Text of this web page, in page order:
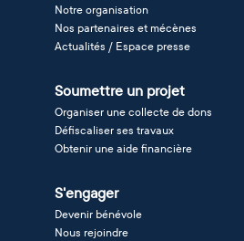
Notre organisation
Nos partenaires et mécènes
Actualités / Espace presse
Soumettre un projet
Organiser une collecte de dons
Défiscaliser ses travaux
Obtenir une aide financière
S'engager
Devenir bénévole
Nous rejoindre